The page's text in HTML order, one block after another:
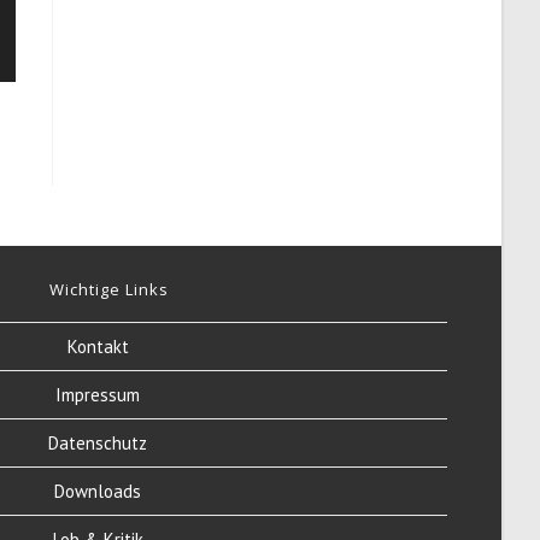
Wichtige Links
Kontakt
Impressum
Datenschutz
Downloads